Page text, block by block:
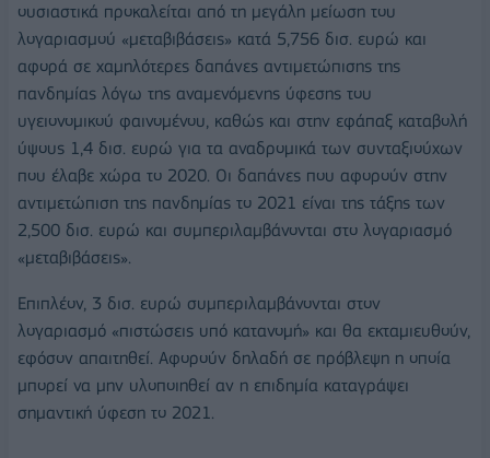
ουσιαστικά προκαλείται από τη μεγάλη μείωση του
λογαριασμού «μεταβιβάσεις» κατά 5,756 δισ. ευρώ και
αφορά σε χαμηλότερες δαπάνες αντιμετώπισης της
πανδημίας λόγω της αναμενόμενης ύφεσης του
υγειονομικού φαινομένου, καθώς και στην εφάπαξ καταβολή
ύψους 1,4 δισ. ευρώ για τα αναδρομικά των συνταξιούχων
που έλαβε χώρα το 2020. Οι δαπάνες που αφορούν στην
αντιμετώπιση της πανδημίας το 2021 είναι της τάξης των
2,500 δισ. ευρώ και συμπεριλαμβάνονται στο λογαριασμό
«μεταβιβάσεις».
Επιπλέον, 3 δισ. ευρώ συμπεριλαμβάνονται στον
λογαριασμό «πιστώσεις υπό κατανομή» και θα εκταμιευθούν,
εφόσον απαιτηθεί. Αφορούν δηλαδή σε πρόβλεψη η οποία
μπορεί να μην υλοποιηθεί αν η επιδημία καταγράψει
σημαντική ύφεση το 2021.